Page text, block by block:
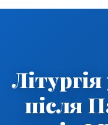
після